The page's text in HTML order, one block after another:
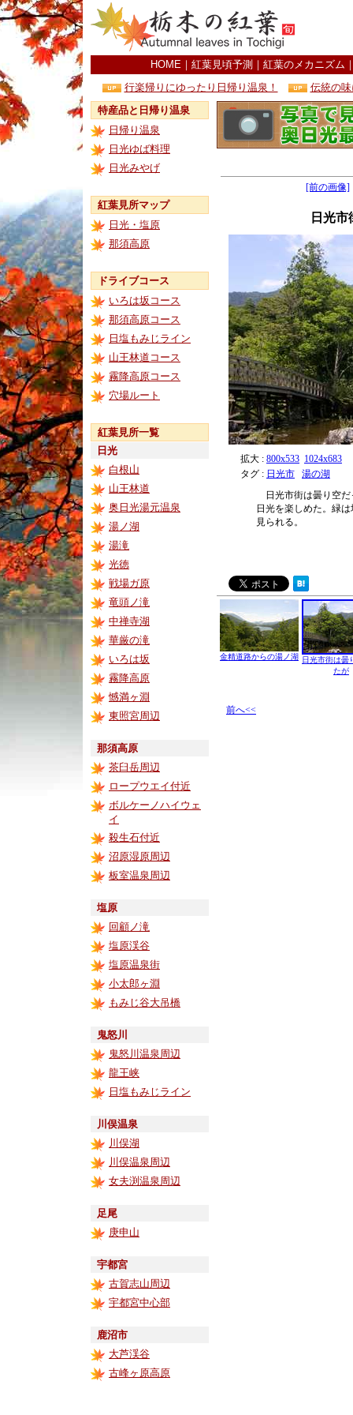
HOME ｜ 紅葉見頃予測 ｜ 紅葉のメカニズム
行楽帰りにゆったり日帰り温泉！
伝統の
特産品と日帰り温泉
日帰り温泉
日光ゆば料理
日光みやげ
紅葉見所マップ
日光・塩原
那須高原
ドライブコース
いろは坂コース
那須高原コース
日塩もみじライン
山王林道コース
霧降高原コース
穴場ルート
紅葉見所一覧
日光
白根山
山王林道
奥日光湯元温泉
湯ノ湖
湯滝
光徳
戦場ガ原
竜頭ノ滝
中禅寺湖
華厳の滝
いろは坂
霧降高原
憾満ヶ淵
東照宮周辺
那須高原
茶臼岳周辺
ロープウエイ付近
ボルケーノハイウェ
イ
殺生石付近
沼原湿原周辺
板室温泉周辺
塩原
回顧ノ滝
塩原渓谷
塩原温泉街
小太郎ヶ淵
もみじ谷大吊橋
鬼怒川
鬼怒川温泉周辺
龍王峡
日塩もみじライン
川俣温泉
川俣湖
川俣温泉周辺
女夫渕温泉周辺
足尾
庚申山
宇都宮
古賀志山周辺
宇都宮中心部
鹿沼市
大芦渓谷
古峰ヶ原高原
[前の画像]
日光
拡大 : 800x533 1024x683
タグ : 日光市
湯の湖
日光市街は曇り空だ
日光を楽しめた。緑
見られる。
金精道路からの湯ノ湖 日光市街は曇
たが
前へ<<